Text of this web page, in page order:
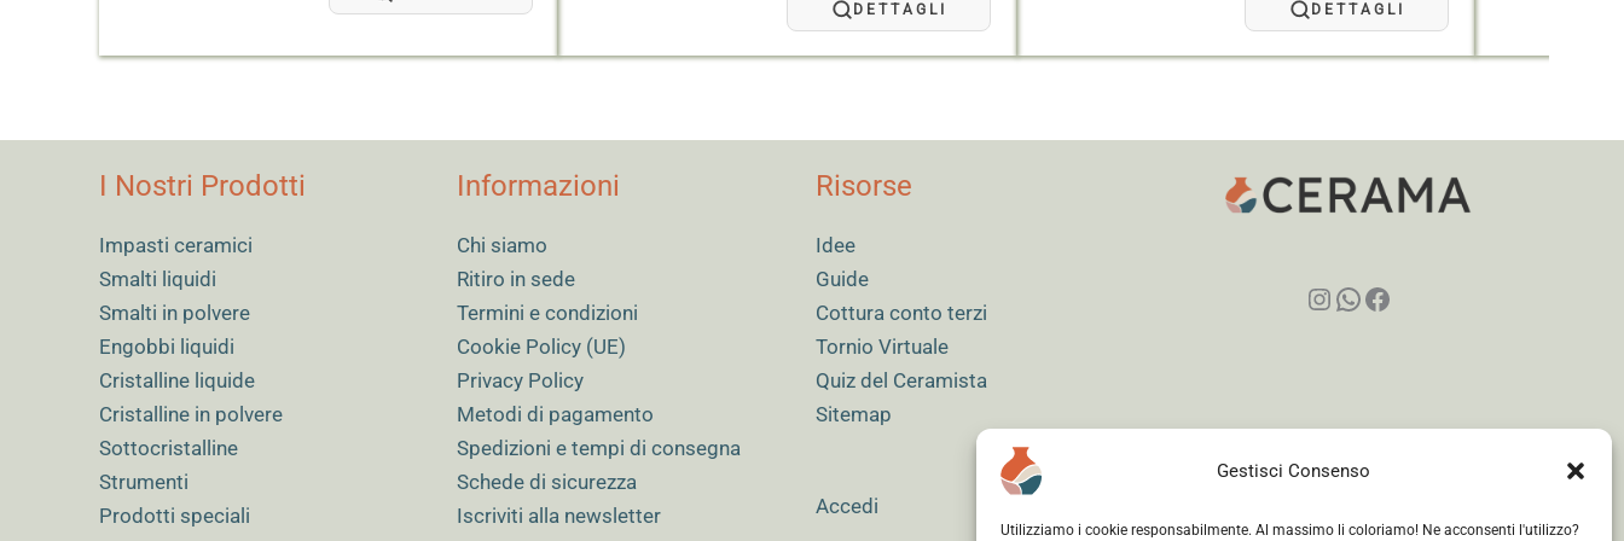
Gestisci Consenso
Utilizziamo i cookie responsabilmente. Al massimo li coloriamo! Ne acconsenti l'utilizzo?
23,40 €
a
70,00 €
DETTAGLI
a
95,00 €
DETTAGLI
I Nostri Prodotti
Impasti ceramici
Smalti liquidi
Smalti in polvere
Engobbi liquidi
Cristalline liquide
Cristalline in polvere
Sottocristalline
Strumenti
Prodotti speciali
Informazioni
Chi siamo
Ritiro in sede
Termini e condizioni
Cookie Policy (UE)
Privacy Policy
Metodi di pagamento
Spedizioni e tempi di consegna
Schede di sicurezza
Iscriviti alla newsletter
Risorse
Idee
Guide
Cottura conto terzi
Tornio Virtuale
Quiz del Ceramista
Sitemap
Accedi
Instagram
WhatsApp
Facebook